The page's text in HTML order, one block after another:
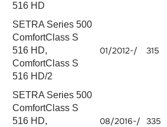
516 HD
SETRA Series 500
ComfortClass S
516 HD,
ComfortClass S
516 HD/2
01/2012-/ 315
SETRA Series 500
ComfortClass S
516 HD,
08/2016-/ 335